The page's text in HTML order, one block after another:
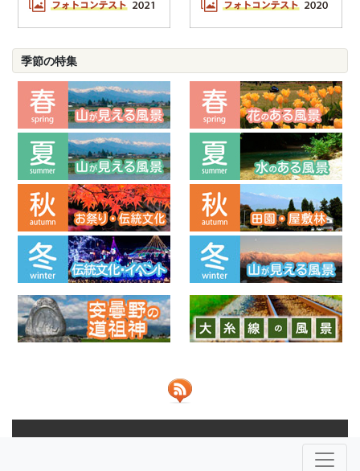
季節の特集
NPO法人安